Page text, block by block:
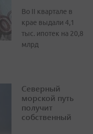
Во II квартале в
крае выдали 4,1
тыс. ипотек на 20,8
млрд
Северный
морской путь
получит
собственный